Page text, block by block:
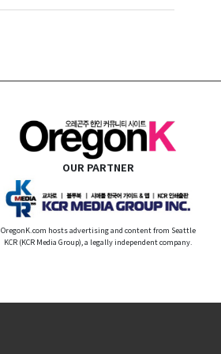
OUR PARTNER
OregonK.com hosts advertising and content from Seattle
KCR (KCR Media Group), a legally independent company.